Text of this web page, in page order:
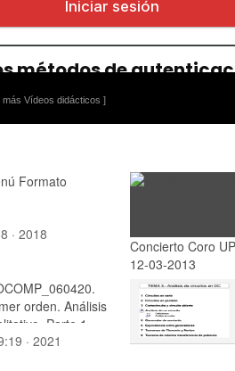
]
Concierto Coro UPV
: · 2015
Teoría de
3.4.2.e.-
mallas.
17:10 ·